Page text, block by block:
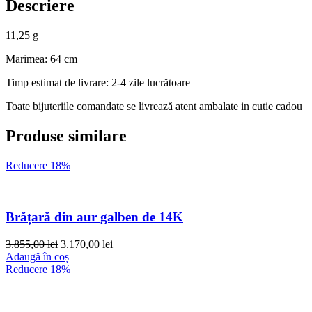
Descriere
11,25 g
Marimea: 64 cm
Timp estimat de livrare: 2-4 zile lucrătoare
Toate bijuteriile comandate se livrează atent ambalate in cutie cadou
Produse similare
Reducere 18%
Brățară din aur galben de 14K
3.855,00lei Prețul
inițial
a
3.170,00 lei
Adaugă în coș
Reducere 18%